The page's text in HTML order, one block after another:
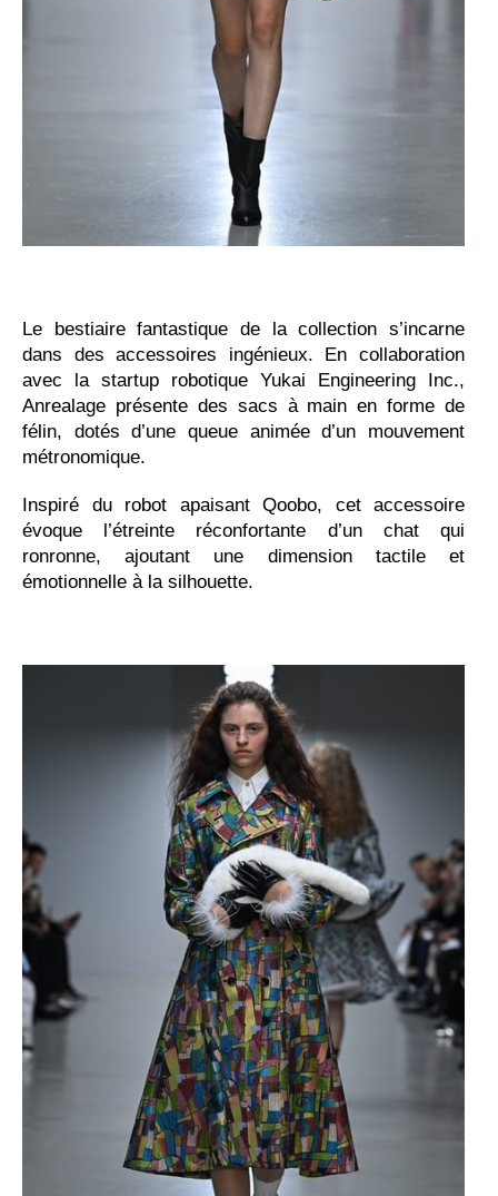
Le bestiaire fantastique de la collection s’incarne
dans des accessoires ingénieux. En collaboration
avec la startup robotique Yukai Engineering Inc.,
Anrealage présente des sacs à main en forme de
félin, dotés d’une queue animée d’un mouvement
métronomique.
Inspiré du robot apaisant Qoobo, cet accessoire
évoque l’étreinte réconfortante d’un chat qui
ronronne, ajoutant une dimension tactile et
émotionnelle à la silhouette.